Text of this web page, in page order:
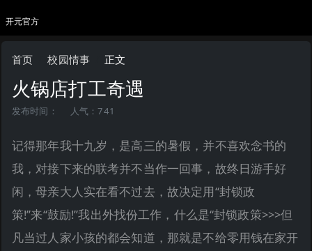
开元官方
首页 校园情事 正文
火锅店打工奇遇
发布时间： 人气：741
记得那年我十九岁，是高三的暑假，并不喜欢念书的
我，对接下来的联考并不当作一回事，故终日游手好
闲，母亲大人实在看不过去，故决定用“封锁政
策!”来“鼓励!”我出外找份工作，什么是“封锁政策>>>但
凡当过人家小孩的都会知道，那就是不给零用钱在家开